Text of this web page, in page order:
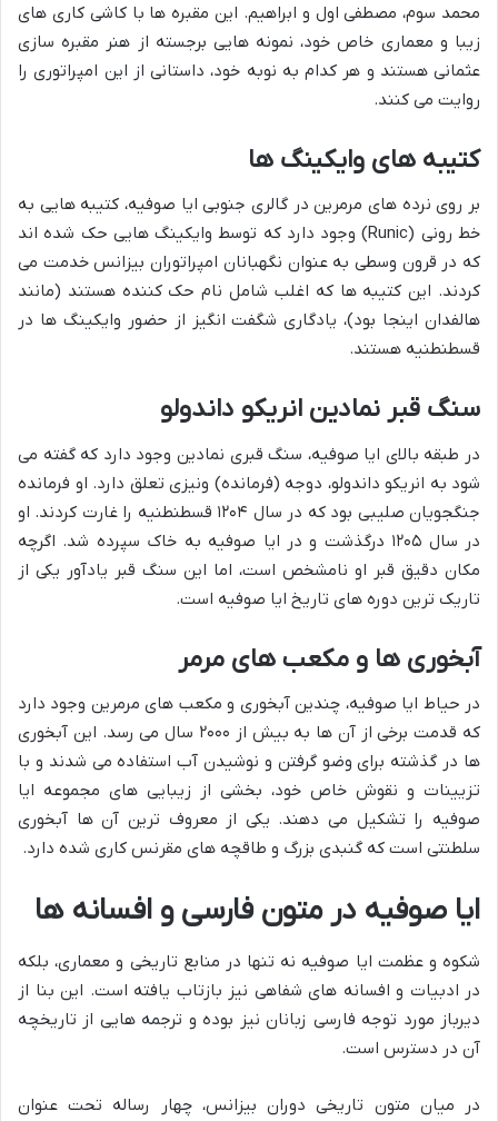
محمد سوم، مصطفی اول و ابراهیم. این مقبره ها با کاشی کاری های
زیبا و معماری خاص خود، نمونه هایی برجسته از هنر مقبره سازی
عثمانی هستند و هر کدام به نوبه خود، داستانی از این امپراتوری را
روایت می کنند.
کتیبه های وایکینگ ها
بر روی نرده های مرمرین در گالری جنوبی ایا صوفیه، کتیبه هایی به
خط رونی (Runic) وجود دارد که توسط وایکینگ هایی حک شده اند
که در قرون وسطی به عنوان نگهبانان امپراتوران بیزانس خدمت می
کردند. این کتیبه ها که اغلب شامل نام حک کننده هستند (مانند
هالفدان اینجا بود)، یادگاری شگفت انگیز از حضور وایکینگ ها در
قسطنطنیه هستند.
سنگ قبر نمادین انریکو داندولو
در طبقه بالای ایا صوفیه، سنگ قبری نمادین وجود دارد که گفته می
شود به انریکو داندولو، دوجه (فرمانده) ونیزی تعلق دارد. او فرمانده
جنگجویان صلیبی بود که در سال ۱۲۰۴ قسطنطنیه را غارت کردند. او
در سال ۱۲۰۵ درگذشت و در ایا صوفیه به خاک سپرده شد. اگرچه
مکان دقیق قبر او نامشخص است، اما این سنگ قبر یادآور یکی از
تاریک ترین دوره های تاریخ ایا صوفیه است.
آبخوری ها و مکعب های مرمر
در حیاط ایا صوفیه، چندین آبخوری و مکعب های مرمرین وجود دارد
که قدمت برخی از آن ها به بیش از ۲۰۰۰ سال می رسد. این آبخوری
ها در گذشته برای وضو گرفتن و نوشیدن آب استفاده می شدند و با
تزیینات و نقوش خاص خود، بخشی از زیبایی های مجموعه ایا
صوفیه را تشکیل می دهند. یکی از معروف ترین آن ها آبخوری
سلطنتی است که گنبدی بزرگ و طاقچه های مقرنس کاری شده دارد.
ایا صوفیه در متون فارسی و افسانه ها
شکوه و عظمت ایا صوفیه نه تنها در منابع تاریخی و معماری، بلکه
در ادبیات و افسانه های شفاهی نیز بازتاب یافته است. این بنا از
دیرباز مورد توجه فارسی زبانان نیز بوده و ترجمه هایی از تاریخچه
آن در دسترس است.
در میان متون تاریخی دوران بیزانس، چهار رساله تحت عنوان